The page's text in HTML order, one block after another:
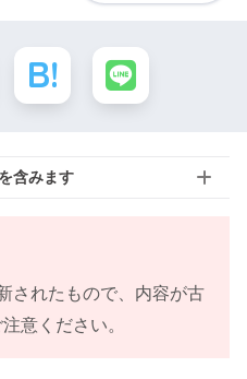
含みます
されたもので、内容が古
意ください。